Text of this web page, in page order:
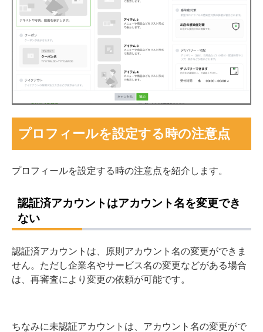
プロフィールを設定する時の注意点
プロフィールを設定する時の注意点を紹介します。
認証済アカウントはアカウント名を変更でき
ない
認証済アカウントは、原則アカウント名の変更ができま
せん。ただし企業名やサービス名の変更などがある場合
は、再審査により変更の依頼が可能です。
ちなみに未認証アカウントは、アカウント名の変更がで